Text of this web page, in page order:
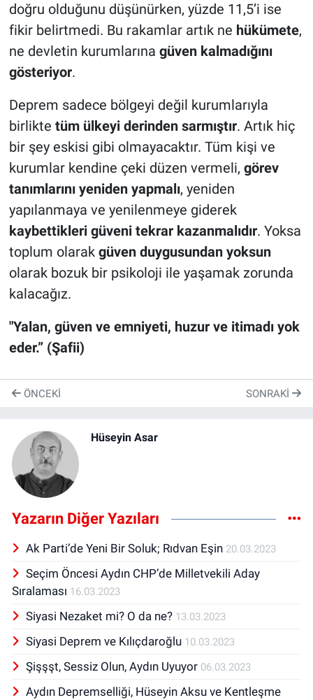
doğru olduğunu düşünürken, yüzde 11,5’i ise
fikir belirtmedi. Bu rakamlar artık ne hükümete,
ne devletin kurumlarına güven kalmadığını
gösteriyor.
Deprem sadece bölgeyi değil kurumlarıyla
birlikte tüm ülkeyi derinden sarmıştır. Artık hiç
bir şey eskisi gibi olmayacaktır. Tüm kişi ve
kurumlar kendine çeki düzen vermeli, görev
tanımlarını yeniden yapmalı, yeniden
yapılanmaya ve yenilenmeye giderek
kaybettikleri güveni tekrar kazanmalıdır. Yoksa
toplum olarak güven duygusundan yoksun
olarak bozuk bir psikoloji ile yaşamak zorunda
kalacağız.
"Yalan, güven ve emniyeti, huzur ve itimadı yok
eder.” (Şafii)
ÖNCEKI SONRAKI
Hüseyin Asar
Yazarın Diğer Yazıları
Ak Parti’de Yeni Bir Soluk; Rıdvan Eşin 20.03.2023
Seçim Öncesi Aydın CHP’de Milletvekili Aday
Sıralaması 16.03.2023
Siyasi Nezaket mi? O da ne? 13.03.2023
Siyasi Deprem ve Kılıçdaroğlu 10.03.2023
Şişşşt, Sessiz Olun, Aydın Uyuyor 06.03.2023
Aydın Depremselliği, Hüseyin Aksu ve Kentleşme